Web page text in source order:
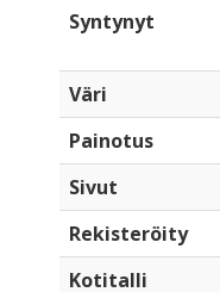
Syntynyt
Väri
Painotus
Sivut
Rekisteröity
Kotitalli